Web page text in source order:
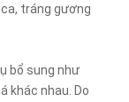
tráng gương
bổ sung như
khác nhau. Do